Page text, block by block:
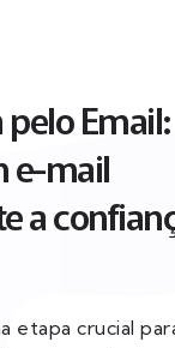
Email:
e-mail
a
etapa crucial